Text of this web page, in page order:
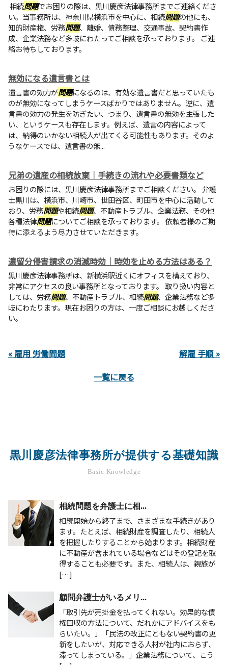
相続問題でお困りの際は、黒川慶彦法律事務所までご連絡くださ
い。当事務所は、神奈川県横浜市を中心に、相続問題の他にも、
知的財産権、労務問題、離婚、債務整理、交通事故、契約書作
成、企業法務など多岐にわたってご相談を承っております。 ご連
絡お待ちしております。
無効になる遺言書とは
遺言書の効力が問題になるのは、有効な遺言書だと思っていたも
のが無効になってしまうケースばかりではありません。逆に、遺
言書の効力の発生を防ぎたい、つまり、遺言書の無効を主張した
い、というケースも存在します。例えば、遺言の内容によって
は、納得のいかない相続人が出てくる可能性もあります。そのよ
うなケースでは、遺言書の無...
兄弟の遺産の相続放棄｜手続きの流れや必要書類など
お困りの際には、黒川慶彦法律事務所までご相談ください。 弁護
士黒川は、横浜市、川崎市、世田谷区、町田市を中心に活動して
おり、労務問題や相続問題、不動産トラブル、企業法務、その他
各種法律問題についてご相談を承っております。 依頼者様のご期
待に添えるよう尽力させていただきます。
遺留分侵害請求の消滅時効｜時効を止める方法はある？
黒川慶彦法律事務所は、新横浜駅近くにオフィスを構えており、
非常にアクセスの良い事務所となっております。 取り扱い内容と
しては、労務問題、不動産トラブル、相続問題、企業法務など多
岐にわたります。現在お困りの方は、一度ご相談にお越しくださ
い。
« 雇用 労働問題
解雇 手順 »
一覧に戻る
黒川慶彦法律事務所が提供する基礎知識
Basic Knowledge
相続問題を弁護士に相...
相続開始から終了まで、さまざまな手続きがあり
ます。たとえば、相続財産を調査したり、相続人
を把握したりすることから始まります。相続財産
に不動産が含まれている場合などはその登記を取
得することも必要です。また、相続人は、親族が
[…]
顧問弁護士がいるメリ...
「取引先が売掛金を払ってくれない。効果的な債
権回収の方法について、だれかにアドバイスをも
らいたい。」「民法の改正にともない契約書の更
新をしたいが、対応できる人材が社内におらず、
滞ってしまっている。」企業法務について、こう